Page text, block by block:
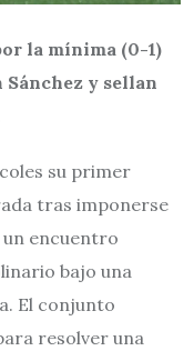
la mínima (0-1)
y sellan
su primer
tras imponerse
un encuentro
bajo una
El conjunto
resolver una